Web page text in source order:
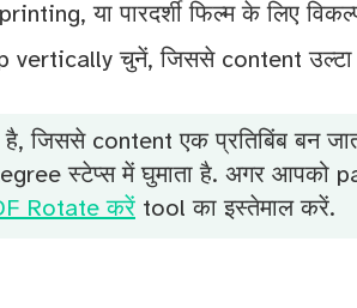
या पारदर्शी फिल्म के लिए
चुनें, जिससे content उल्टा
जिससे content एक प्रतिबिंब बन
स्टेप्स में घुमाता है. अगर आपको
Rotate करें tool का इस्तेमाल करें.